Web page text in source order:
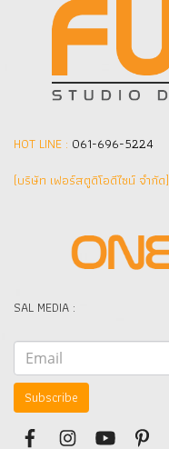
HOT LINE : 061-696-5224
(บริษัท เฟอร์สตูดิโอดีไซน์ จำกัด]
SAL MEDIA :
Subscribe